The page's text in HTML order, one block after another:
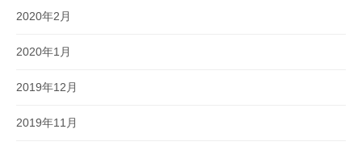
2020年2月
2020年1月
2019年12月
2019年11月